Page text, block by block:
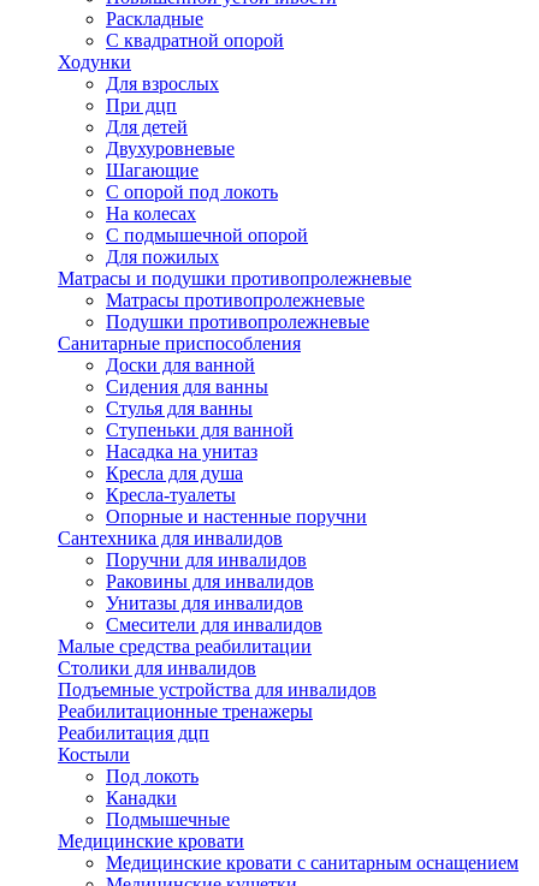
Раскладные
С квадратной опорой
Ходунки
Для взрослых
При дцп
Для детей
Двухуровневые
Шагающие
С опорой под локоть
На колесах
С подмышечной опорой
Для пожилых
Матрасы и подушки противопролежневые
Матрасы противопролежневые
Подушки противопролежневые
Санитарные приспособления
Доски для ванной
Сидения для ванны
Стулья для ванны
Ступеньки для ванной
Насадка на унитаз
Кресла для душа
Кресла-туалеты
Опорные и настенные поручни
Сантехника для инвалидов
Поручни для инвалидов
Раковины для инвалидов
Унитазы для инвалидов
Смесители для инвалидов
Малые средства реабилитации
Столики для инвалидов
Подъемные устройства для инвалидов
Реабилитационные тренажеры
Реабилитация дцп
Костыли
Под локоть
Канадки
Подмышечные
Медицинские кровати
Медицинские кровати с санитарным оснащением